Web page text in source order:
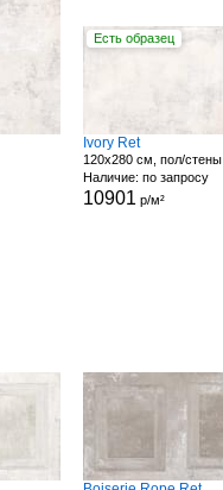
Есть образец
Ivory Ret
120x280 см, пол/стены
Наличие: по запросу
10901 р/м²